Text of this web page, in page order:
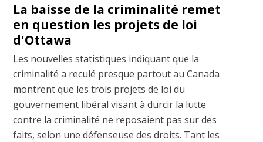
La baisse de la criminalité remet
en question les projets de loi
d'Ottawa
Les nouvelles statistiques indiquant que la
criminalité a reculé presque partout au Canada
montrent que les trois projets de loi du
gouvernement libéral visant à durcir la lutte
contre la criminalité ne reposaient pas sur des
faits, selon une défenseuse des droits. Tant les